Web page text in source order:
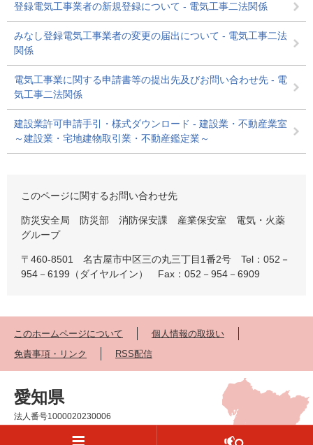
登録電気工事業者の新規登録について - 電気工事二法関係
みなし登録電気工事業者の変更の届出について - 電気工事二法
関係
電気工事業に関する申請書等の提出先及びお問い合わせ先 - 電
気工事二法関係
建設業許可申請手引・様式ダウンロード - 建設業・不動産業室
～建設業・宅地建物取引業・不動産鑑定業～
このページに関するお問い合わせ先
防災安全局 防災部 消防保安課 産業保安室 電気・火薬
グループ
〒460-8501 名古屋市中区三の丸三丁目1番2号 Tel：052－
954－6199（ダイヤルイン） Fax：052－954－6909
このホームページについて
個人情報の取扱い
免責事項・リンク
RSS配信
愛知県
法人番号1000020230006
〒460-8501 名古屋市中区三の丸三丁目1番2号